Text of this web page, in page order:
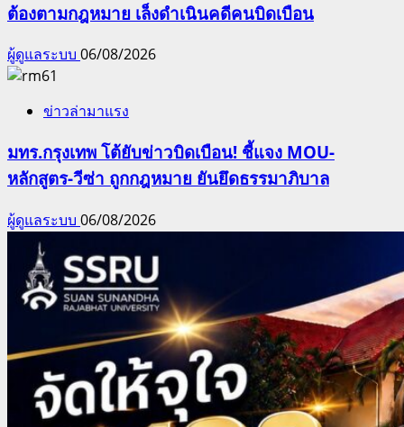
ต้องตามกฎหมาย เล็งดำเนินคดีคนบิดเบือน
ผู้ดูแลระบบ 06/08/2026
ข่าวล่ามาแรง
มทร.กรุงเทพ โต้ยับข่าวบิดเบือน! ชี้แจง MOU-
หลักสูตร-วีซ่า ถูกกฎหมาย ยันยึดธรรมาภิบาล
ผู้ดูแลระบบ 06/08/2026